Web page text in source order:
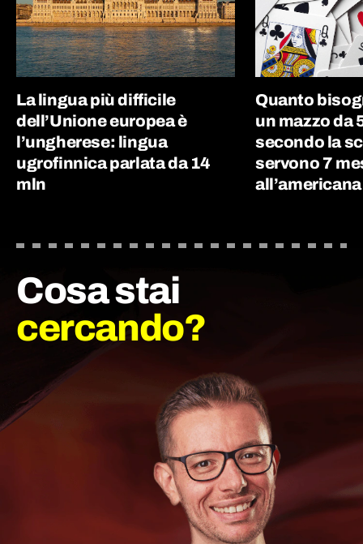
La lingua più difficile
dell’Unione europea è
l’ungherese: lingua
ugrofinnica parlata da 14
mln
Quanto
un mazzo da
secondo la
servono 7
all’americana
Cosa stai
cercando?